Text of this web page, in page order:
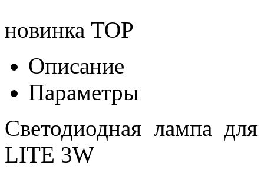
новинка TOP
Описание
Параметры
Светодиодная лампа
LITE 3W